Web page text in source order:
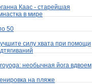
Каас - старейшая
в мире
50
силу хвата при помощи
необычная йога вдвоем
на пляже